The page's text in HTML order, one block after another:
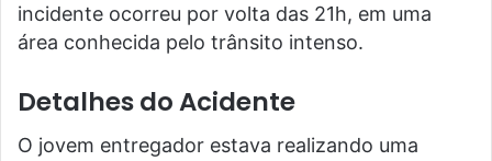
incidente ocorreu por volta das 21h, em uma
área conhecida pelo trânsito intenso.
Detalhes do Acidente
O jovem entregador estava realizando uma